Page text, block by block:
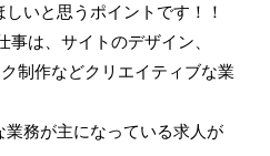
いと思うポイントです！！
は、サイトのデザイン、
制作などクリエイティブな業
業務が主になっている求人が